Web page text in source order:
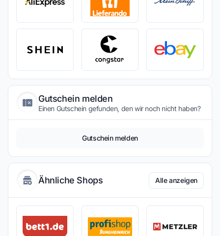
Gutschein melden
Einen Gutschein gefunden, den wir noch nicht haben?
Gutschein melden
Ähnliche Shops Alle anzeigen